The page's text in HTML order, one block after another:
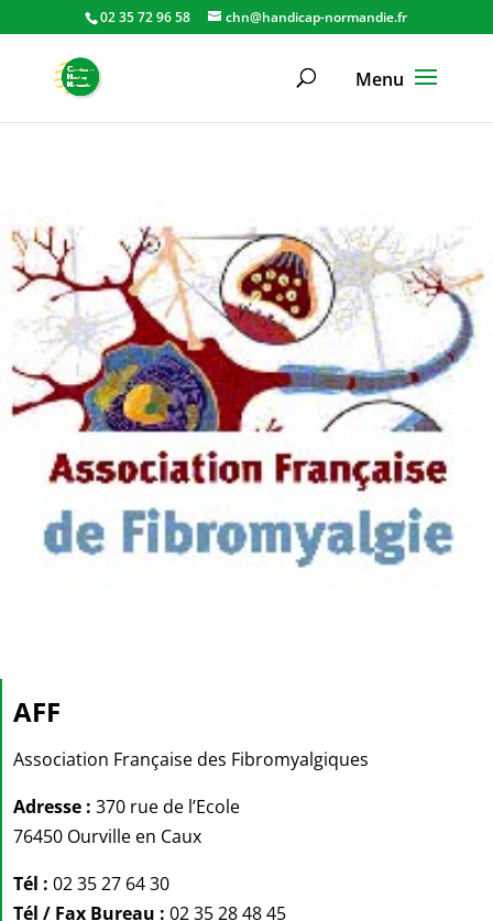
02 35 72 96 58 chn@handicap-normandie.fr
AFF
Association Française des Fibromyalgiques
Adresse : 370 rue de l’Ecole
76450 Ourville en Caux
Tél : 02 35 27 64 30
Tél / Fax Bureau : 02 35 28 48 45